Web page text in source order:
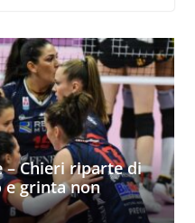
– Chieri riparte di
e grinta non